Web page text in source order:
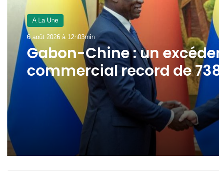
A La Une
5 août 2026 à 7h43min
Traite des êtres humains :
le Gabon se dote d’un
guide national pour
secourir les victimes